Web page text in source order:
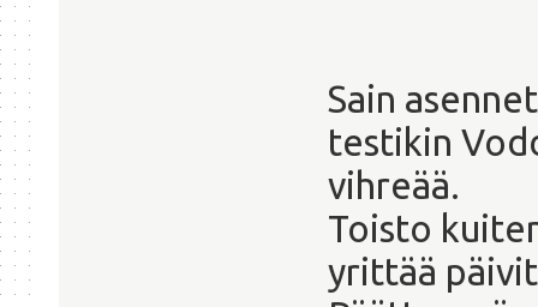
Sain
testikin
vihreää.
Toisto
yrittää